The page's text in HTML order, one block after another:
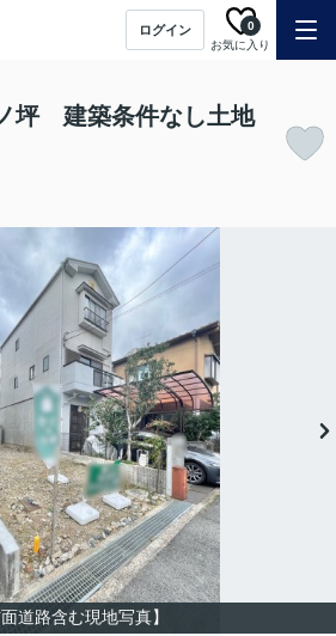
ログイン
お気に入り
0
坪 建築条件なし土地
面道路含む現地写真】